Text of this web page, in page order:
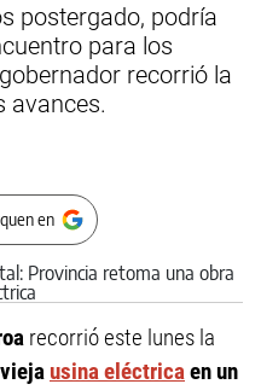
postergado, podría
para los
recorrió la
avances.
en
recorrió este lunes la
usina eléctricaen un